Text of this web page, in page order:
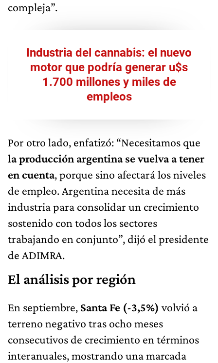
compleja”.
Industria del cannabis: el nuevo
motor que podría generar u$s
1.700 millones y miles de
empleos
Por otro lado, enfatizó: “Necesitamos que
la producción argentina se vuelva a tener
en cuenta, porque sino afectará los niveles
de empleo. Argentina necesita de más
industria para consolidar un crecimiento
sostenido con todos los sectores
trabajando en conjunto”, dijó el presidente
de ADIMRA.
El análisis por región
En septiembre, Santa Fe (-3,5%) volvió a
terreno negativo tras ocho meses
consecutivos de crecimiento en términos
interanuales, mostrando una marcada